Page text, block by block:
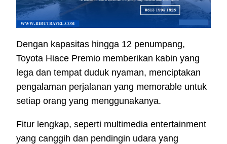
Dengan kapasitas hingga 12 penumpang,
Toyota Hiace Premio memberikan kabin yang
lega dan tempat duduk nyaman, menciptakan
pengalaman perjalanan yang memorable untuk
setiap orang yang menggunakanya.
Fitur lengkap, seperti multimedia entertainment
yang canggih dan pendingin udara yang